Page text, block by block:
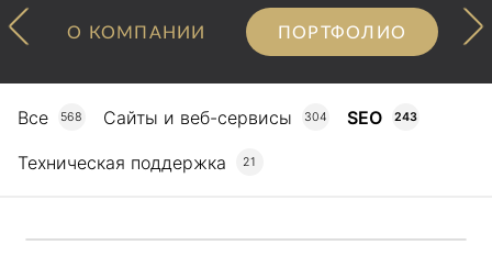
О КОМПАНИИ ПОРТФОЛИО
Все 568 Сайты и веб-сервисы 304 SEO 243
Техническая поддержка 21